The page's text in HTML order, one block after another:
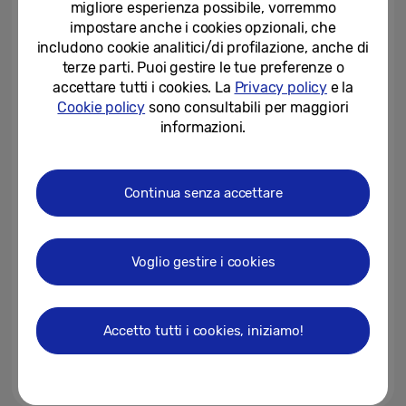
nuova piattaforma per la...
04-01-2022
Galaxy S21 FE 5G: il nuovo
smartphone flagship pensato
per tutti gli utenti
Samsung presenta la gamma TV
Lifestyle: qualità d’immagine di...
03-01-2022
presentata al CES 2022
riconferma la leadership di...
migliore esperienza possibile, vorremmo
impostare anche i cookies opzionali, che
includono cookie analitici/di profilazione, anche di
terze parti. Puoi gestire le tue preferenze o
accettare tutti i cookies. La Privacy policye la
Cookie policy sono consultabili per maggiori
informazioni.
Continua senza accettare
Voglio gestire i cookies
Accetto tutti i cookies, iniziamo!